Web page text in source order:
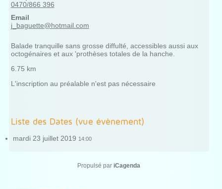
0470/866 396
Email
j_baguette@hotmail.com
Balade tranquille sans grosse diffulté, accessibles aussi aux
octogénaires et aux 'prothèses totales de la hanche.
6.75 km
L'inscription au préalable n'est pas nécessaire
Liste des Dates (vue évènement)
mardi 23 juillet 2019 14:00
Propulsé par iCagenda